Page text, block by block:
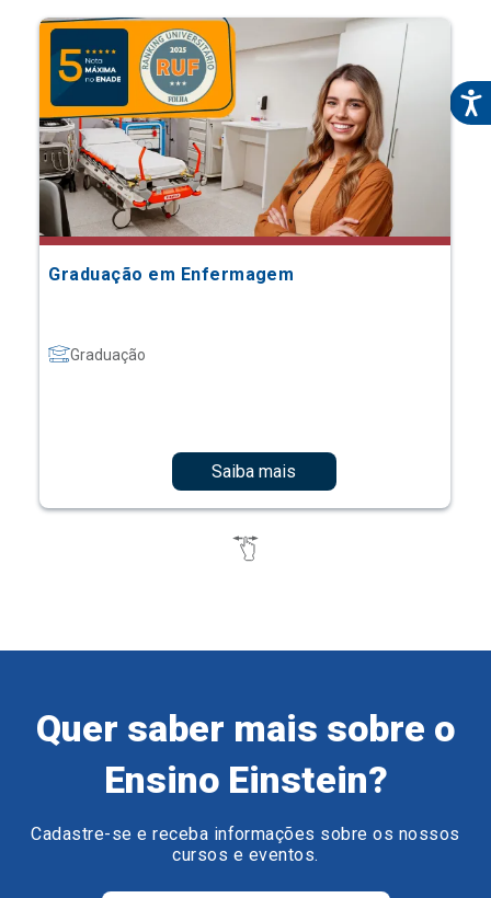
Graduação em Enfermagem
Graduação
Saiba mais
Quer saber mais sobre o
Ensino Einstein?
Cadastre-se e receba informações sobre os nossos
cursos e eventos.